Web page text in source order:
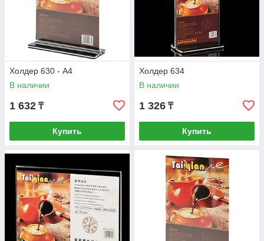
Холдер 630 - А4
В наличии
1 632 ₸
Купить
Холдер 634
В наличии
1 326 ₸
Купить